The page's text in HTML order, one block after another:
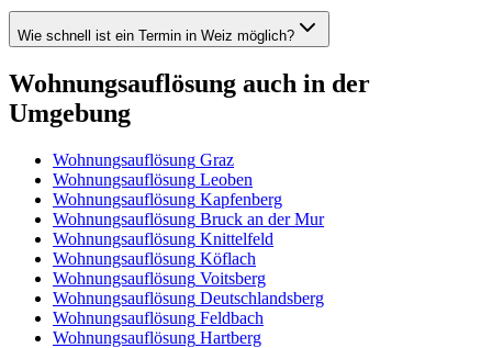
Wie schnell ist ein Termin in Weiz möglich?
Wohnungsauflösung auch in der
Umgebung
Wohnungsauflösung Graz
Wohnungsauflösung Leoben
Wohnungsauflösung Kapfenberg
Wohnungsauflösung Bruck an der Mur
Wohnungsauflösung Knittelfeld
Wohnungsauflösung Köflach
Wohnungsauflösung Voitsberg
Wohnungsauflösung Deutschlandsberg
Wohnungsauflösung Feldbach
Wohnungsauflösung Hartberg